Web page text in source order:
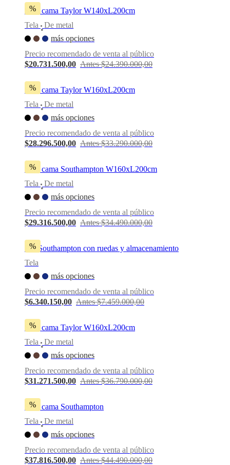
%
Sofá cama Taylor W140xL200cm
Tela
•
De metal
más opciones
Precio recomendado de venta al público
$20.731.500,00 Antes $24.390.000,00
%
Sofá cama Taylor W160xL200cm
Tela
•
De metal
más opciones
Precio recomendado de venta al público
$28.296.500,00 Antes $33.290.000,00
%
Sofá cama Southampton W160xL200cm
Tela
•
De metal
más opciones
Precio recomendado de venta al público
$29.316.500,00 Antes $34.490.000,00
%
Puf Southampton con ruedas y almacenamiento
Tela
más opciones
Precio recomendado de venta al público
$6.340.150,00 Antes $7.459.000,00
%
Sofá cama Taylor W160xL200cm
Tela
•
De metal
más opciones
Precio recomendado de venta al público
$31.271.500,00 Antes $36.790.000,00
%
Sofá cama Southampton
Tela
•
De metal
más opciones
Precio recomendado de venta al público
$37.816.500,00 Antes $44.490.000,00